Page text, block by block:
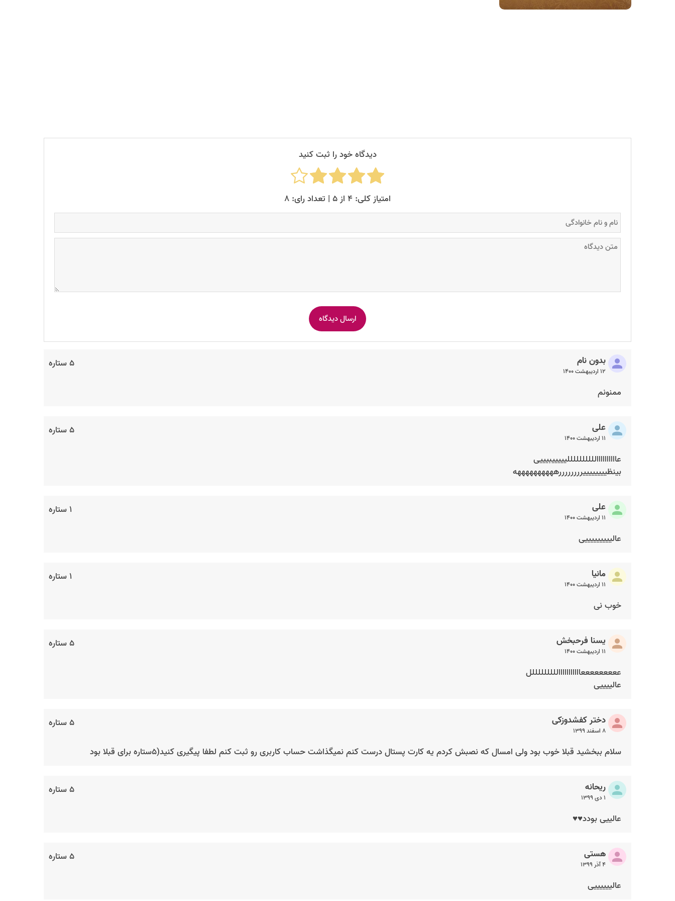
دیدگاه خود را ثبت کنید
امتیاز کلی: ۴ از ۵ | تعداد رای: ۸
۵ ستاره بدون نام
۱۲ اردیبهشت ۱۴۰۰
ممنونم
۵ ستاره علی
۱۱ اردیبهشت ۱۴۰۰
عااااااااااللللللللللیییییبیییی
بینظییییییییررررررررههههههههههه
۱ ستاره علی
۱۱ اردیبهشت ۱۴۰۰
عالیییییییییی
۱ ستاره مانیا
۱۱ اردیبهشت ۱۴۰۰
خوب نی
۵ ستاره یسنا فرحبخش
۱۱ اردیبهشت ۱۴۰۰
عععععععععااااااااااالللللللللل
عالییییی
۵ ستاره دختر کفشدوزکی
۸ اسفند ۱۳۹۹
سلام ببخشید قبلا خوب بود ولی امسال که نصبش کردم یه کارت پستال درست کنم نمیگذاشت حساب کاربری رو ثبت کنم لطفا پیگیری کنید(۵ستاره برای قبلا بود
۵ ستاره ریحانه
۱ دی ۱۳۹۹
عالییی بودد♥️♥️
۵ ستاره هستی
۴ آذر ۱۳۹۹
عالییییییی